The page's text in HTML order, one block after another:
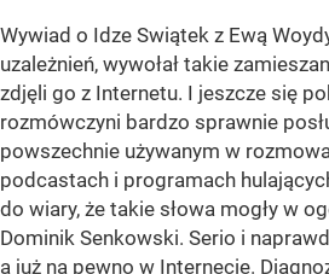
Wywiad o Idze Swiątek z Ewą
uzależnień, wywołał takie
zdjęli go z Internetu. I jeszcze się
rozmówczyni bardzo sprawnie
powszechnie używanym w
podcastach i programach
do wiary, że takie słowa mogły w
Dominik Senkowski. Serio i
a już na pewno w Internecie.